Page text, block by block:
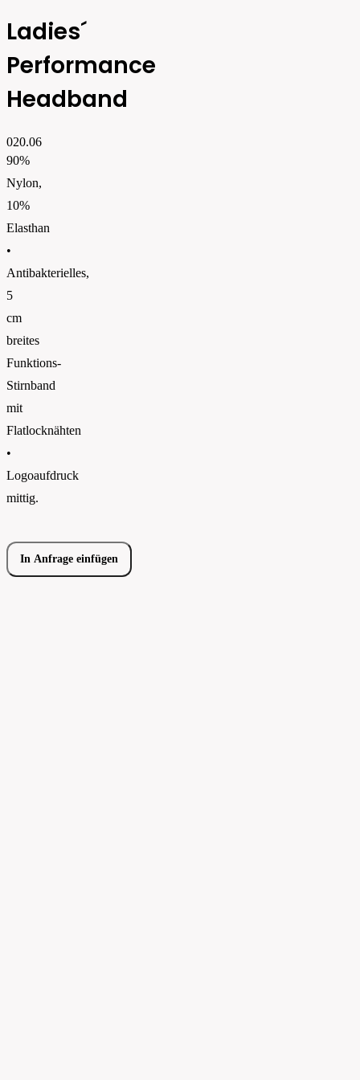
Ladies´
Performance
Headband
020.06
90%
Nylon,
10%
Elasthan
•
Antibakterielles,
5
cm
breites
Funktions-
Stirnband
mit
Flatlocknähten
•
Logoaufdruck
mittig.
In Anfrage einfügen